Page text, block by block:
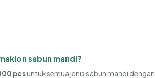
sabun mandi?
pcsuntuk semua jenis sabun mandi dengan